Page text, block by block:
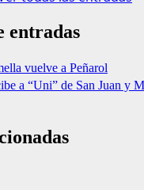
entradas
vuelve a Peñarol
a “Uni” de San Juan y